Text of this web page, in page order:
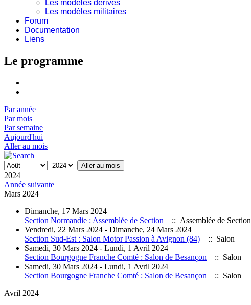
Les modèles dérivés
Les modèles militaires
Forum
Documentation
Liens
Le programme
Par année
Par mois
Par semaine
Aujourd'hui
Aller au mois
Aller au mois
2024
Année suivante
Mars 2024
Dimanche, 17 Mars 2024
Section Normandie : Assemblée de Section
:: Assemblée de Section
Vendredi, 22 Mars 2024 - Dimanche, 24 Mars 2024
Section Sud-Est : Salon Motor Passion à Avignon (84)
:: Salon
Samedi, 30 Mars 2024 - Lundi, 1 Avril 2024
Section Bourgogne Franche Comté : Salon de Besançon
:: Salon
Samedi, 30 Mars 2024 - Lundi, 1 Avril 2024
Section Bourgogne Franche Comté : Salon de Besançon
:: Salon
Avril 2024